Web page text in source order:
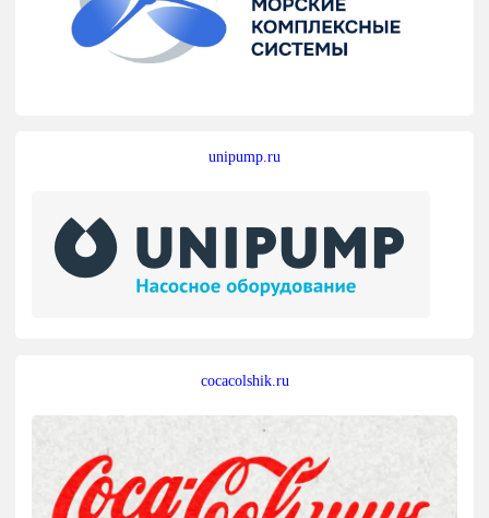
unipump.ru
cocacolshik.ru